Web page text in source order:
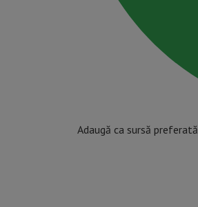
Adaugă ca sursă preferată